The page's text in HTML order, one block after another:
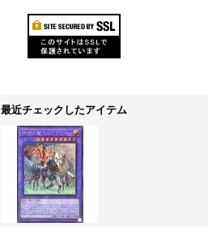
最近チェックしたアイテム